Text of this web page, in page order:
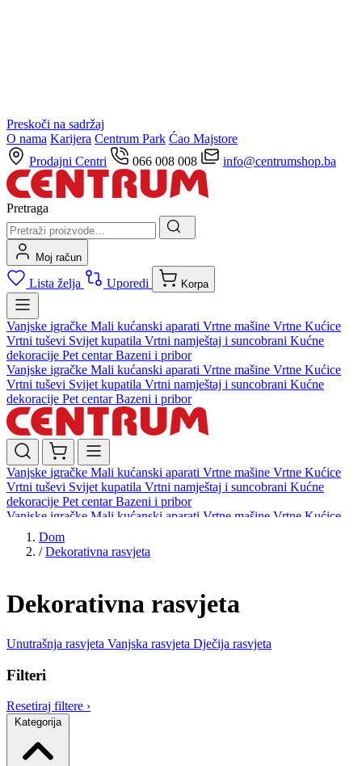
Preskoči na sadržaj
O nama Karijera Centrum Park Ćao Majstore
Prodajni Centri
066 008 008 info@centrumshop.ba
Pretraga
Moj račun
Lista želja Uporedi Korpa
Vanjske igračke Mali kućanski aparati Vrtne mašine Vrtne Kućice
Vrtni tuševi Svijet kupatila Vrtni namještaj i suncobrani Kućne
dekoracije Pet centarBazeni i pribor
Vanjske igračke Mali kućanski aparati Vrtne mašine Vrtne Kućice
Vrtni tuševi Svijet kupatila Vrtni namještaj i suncobrani Kućne
dekoracije Pet centarBazeni i pribor
Vanjske igračke Mali kućanski aparati Vrtne mašine Vrtne Kućice
Vrtni tuševi Svijet kupatila Vrtni namještaj i suncobrani Kućne
dekoracije Pet centarBazeni i pribor
Vanjske igračke Mali kućanski aparati Vrtne mašine Vrtne Kućice
Vrtni tuševi
dekoracijePet centar Bazeni i pribor
Dom
/ Dekorativna rasvjeta
Dekorativna rasvjeta
Unutrašnja rasvjeta Vanjska rasvjeta Dječija rasvjeta
Filteri
Resetiraj filtere ›
Kategorija